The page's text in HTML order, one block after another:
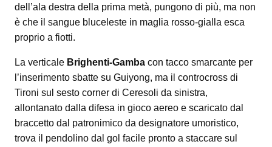
dell’ala destra della prima metà, pungono di più, ma non
è che il sangue bluceleste in maglia rosso-gialla esca
proprio a fiotti.
La verticale Brighenti-Gamba con tacco smarcante per
l’inserimento sbatte su Guiyong, ma il controcross di
Tironi sul sesto corner di Ceresoli da sinistra,
allontanato dalla difesa in gioco aereo e scaricato dal
braccetto dal patronimico da designatore umoristico,
trova il pendolino dal gol facile pronto a staccare sul